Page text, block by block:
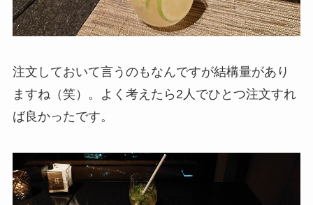
注文しておいて言うのもなんですが結構量があり
ますね（笑）。よく考えたら2人でひとつ注文すれ
ば良かったです。